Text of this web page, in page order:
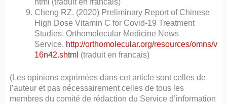
Cheng RZ. (2020) Preliminary Report of Chinese
High Dose Vitamin C for Covid-19 Treatment
Studies. Orthomolecular Medicine News
Service. http://orthomolecular.org/resources/omns/v
16n42.shtml (traduit en francais)
(Les opinions exprimées dans cet article sont celles de
l’auteur et pas nécessairement celles de tous les
membres du comité de rédaction du Service d’information